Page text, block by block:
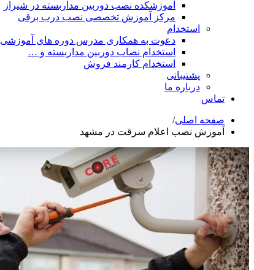
آموزشکده نصب دوربین مداربسته در شیراز
مرکز آموزش تخصصی نصب درب برقی
استخدام
دعوت به همکاری مدرس دوره های آموزشی
استخدام نصاب دوربین مداربسته و …
استخدام کارمند فروش
پشتیبانی
درباره ما
تماس
صفحه اصلی/
آموزش نصب اعلام سرقت در مشهد